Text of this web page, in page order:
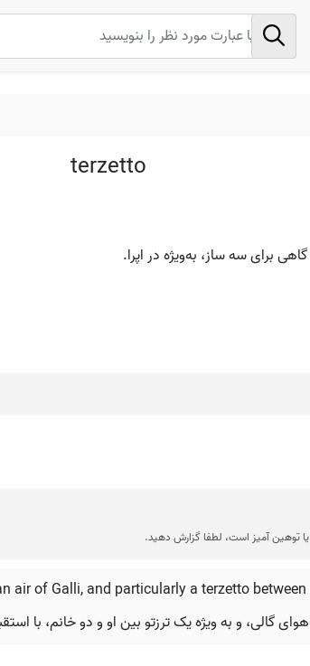
terzetto
برای سه ساز، به‌ویژه در اپرا.
توهین آمیز است، لطفا گزارش دهید.
air of Galli, and particularly a terzetto
گالی، و به ویژه یک ترزتو بین او و دو خانم، با